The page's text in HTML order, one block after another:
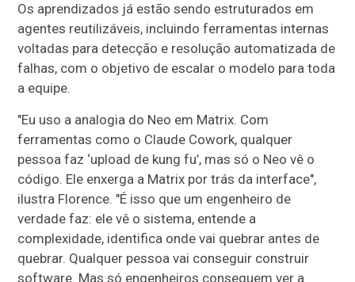
Os aprendizados já estão sendo estruturados em
agentes reutilizáveis, incluindo ferramentas internas
voltadas para detecção e resolução automatizada de
falhas, com o objetivo de escalar o modelo para toda
a equipe.
"Eu uso a analogia do Neo em Matrix. Com
ferramentas como o Claude Cowork, qualquer
pessoa faz ‘upload de kung fu’, mas só o Neo vê o
código. Ele enxerga a Matrix por trás da interface",
ilustra Florence. "É isso que um engenheiro de
verdade faz: ele vê o sistema, entende a
complexidade, identifica onde vai quebrar antes de
quebrar. Qualquer pessoa vai conseguir construir
software. Mas só engenheiros conseguem ver a